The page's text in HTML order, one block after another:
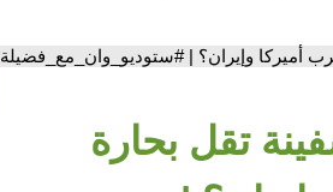
أميركا وإيران؟ | #ستوديو_وان_مع_فضيلة
تقل بحارة